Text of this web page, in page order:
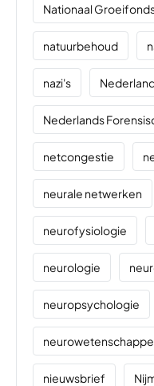
Nationaal
natuurbehoud
nazi's
Nederlands
netcongestie
neurale netwerken
neurofysiologie
neurologie
neuropsychologie
nieuwsbrief